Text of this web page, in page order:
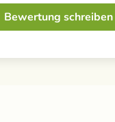
Bewertung schreiben